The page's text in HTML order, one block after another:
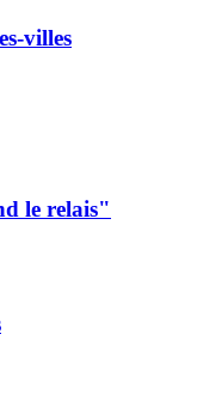
villes
le relais"